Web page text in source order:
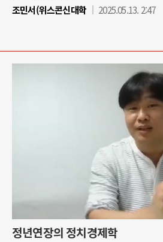
조민서(위스콘신대학
2025.05.13. 2:47
정년연장의 정치경제학